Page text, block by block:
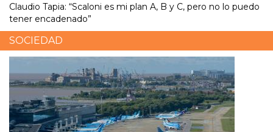
Claudio Tapia: “Scaloni es mi plan A, B y C, pero no lo puedo
tener encadenado”
SOCIEDAD